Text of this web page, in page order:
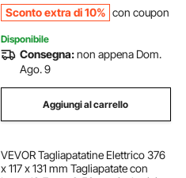
Sconto extra di 10% con coupon
Disponibile
Consegna:non appena Dom.
Ago. 9
Aggiungi al carrello
VEVOR Tagliapatatine Elettrico 376
x 117 x 131 mm Tagliapatate con